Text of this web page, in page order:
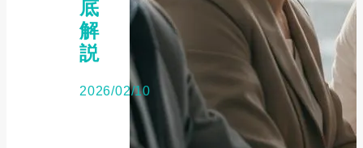
底
解
説
2026/02/10